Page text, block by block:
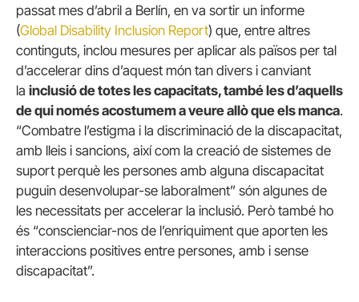
passat mes d’abril a Berlín, en va sortir un informe
(Global Disability Inclusion Report) que, entre altres
continguts, inclou mesures per aplicar als països per tal
d’accelerar dins d’aquest món tan divers i canviant
la inclusió de totes les capacitats, també les d’aquells
de qui només acostumem a veure allò que els manca.
“Combatre l’estigma i la discriminació de la discapacitat,
amb lleis i sancions, així com la creació de sistemes de
suport perquè les persones amb alguna discapacitat
puguin desenvolupar-se laboralment” són algunes de
les necessitats per accelerar la inclusió. Però també ho
és “conscienciar-nos de l’enriquiment que aporten les
interaccions positives entre persones, amb i sense
discapacitat”.